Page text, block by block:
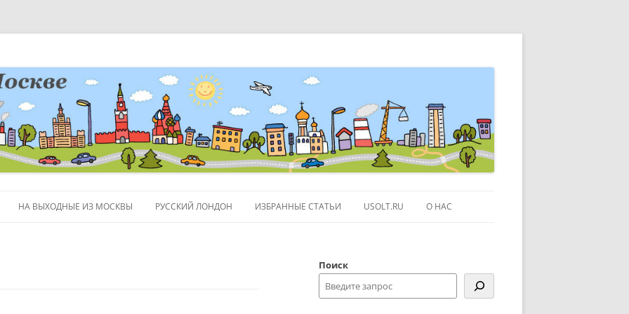
НА ВЫХОДНЫЕ ИЗ МОСКВЫ РУССКИЙ ЛОНДОН ИЗБРАННЫЕ СТАТЬИ
ПОЛЕЗНЫЕ ССЫЛКИ
ОБЪЕКТЫ НА КАРТЕ GOOGLE
USOLT.RU О НАС
Поиск